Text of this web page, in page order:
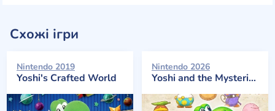
Схожі ігри
Nintendo 2019
Yoshi's Crafted World
Nintendo 2026
Yoshi and the Mysterious Book